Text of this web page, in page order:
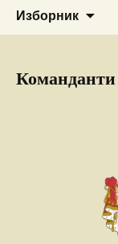
Изборник
Команданти